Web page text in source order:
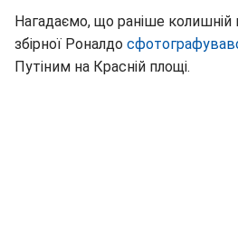
Нагадаємо, що раніше колишній
збірної Роналдо
Путіним на Красній площі.